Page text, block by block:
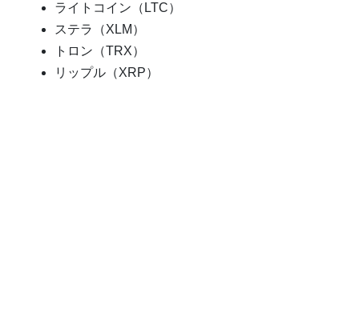
ライトコイン（LTC）
ステラ（XLM）
トロン（TRX）
リップル（XRP）